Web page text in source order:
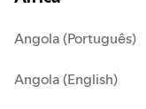
Angola (Português)
Angola (English)